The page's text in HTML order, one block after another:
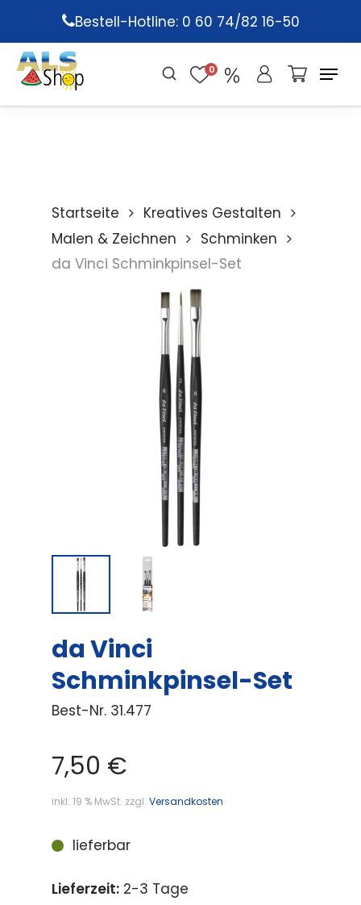
main
content
Bestell-Hotline: 0 60 74/82 16-50
0
Startseite
Kreatives Gestalten
Malen & Zeichnen
Schminken
da Vinci Schminkpinsel-Set
da Vinci
Schminkpinsel-Set
Best-Nr. 31.477
7,50 €
inkl. 19 % MwSt. zzgl. Versandkosten
lieferbar
Lieferzeit: 2-3 Tage